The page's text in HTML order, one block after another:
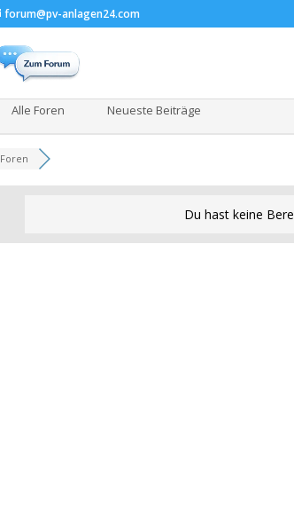
forum@pv-anlagen24.com
Alle Foren Neueste Beiträge
Foren
Du hast keine